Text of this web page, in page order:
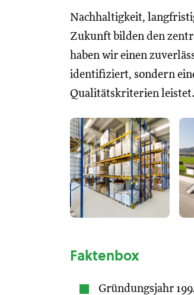
Nachhaltigkeit,
Zukunft bilden den
haben wir einen
identifiziert, sondern
Qualitätskriterien leistet.
Faktenbox
Gründungsjahr